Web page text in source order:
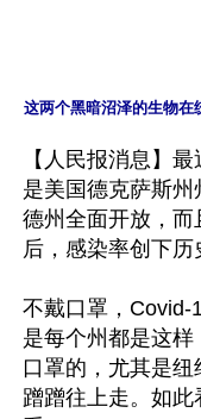
这两个黑暗沼泽的生物在
【人民报消息】
是美国德克萨斯
德州全面开放，
后，感染率创下历
不戴口罩，Covid-
是每个州都是这
口罩的，尤其是
蹭蹭往上走。如